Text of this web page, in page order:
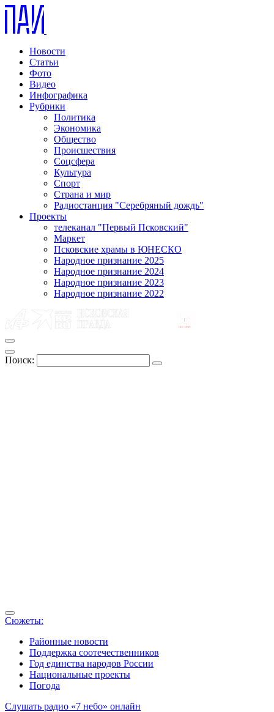
Новости
Статьи
Фото
Видео
Инфографика
Рубрики
Политика
Экономика
Общество
Происшествия
Соцсфера
Культура
Спорт
Страна и мир
Радиостанция "Серебряный дождь"
Проекты
телеканал "Первый Псковский"
Маркет
Псковские храмы в ЮНЕСКО
Народное признание 2025
Народное признание 2024
Народное признание 2023
Народное признание 2022
Поиск:
Сюжеты:
Районные новости
Поддержка соотечественников
Год единства народов России
Национальные проекты
Погода
Слушать радио «7 небо» онлайн